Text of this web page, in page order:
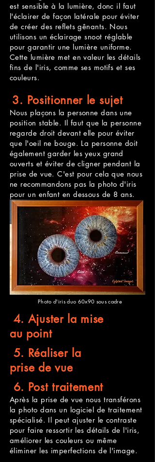
est sensible à la lumière, donc il faut
l'éclairer de façon latérale pour éviter
de créer des reflets gênants. Nous
utilisons un éclairage snoot réglable
pour garantir une lumière uniforme.
Cette lumière met en valeur les détails
fins de l'iris, comme ses motifs et ses
couleurs.
3. Positionner le sujet
Nous plaçons la personne dans une
position stable. Il faut que la personne
regarde droit devant elle pour éviter
que l'oeil ne bouge. La personne doit
également garder les yeux grand
ouverts et éviter de cligner pendant la
prise de vue. C'est pour cela que nous
ne recommandons pas la photo d'iris
pour un enfant en dessous de 8 ans.
Photo d'iris duo 60x90 sous cadre
4. Ajuster la mise
au point
5. Réaliser la
prise de vue
6. Post traitement
Après la prise de vue nous transférons
la photo dans un logiciel de traitement
spécialisé. Il peut ajuster le contraste
pour faire ressortir les détails de l'iris,
améliorer les couleurs ou même
éliminer les imperfections de l'image.